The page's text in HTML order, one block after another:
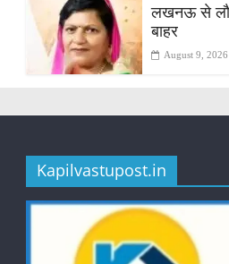
लखनऊ से लौट
बाहर
August 9, 2026
Kapilvastupost.in